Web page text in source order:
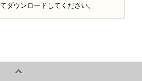
ダウンロードしてください。